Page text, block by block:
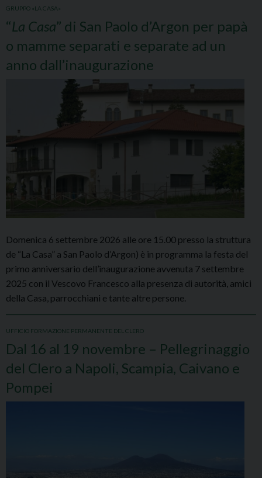
GRUPPO «LA CASA»
“La Casa” di San Paolo d’Argon per papà
o mamme separati e separate ad un
anno dall’inaugurazione
Domenica 6 settembre 2026 alle ore 15.00 presso la struttura
de “La Casa” a San Paolo d’Argon) è in programma la festa del
primo anniversario dell’inaugurazione avvenuta 7 settembre
2025 con il Vescovo Francesco alla presenza di autorità, amici
della Casa, parrocchiani e tante altre persone.
UFFICIO FORMAZIONE PERMANENTE DEL CLERO
Dal 16 al 19 novembre – Pellegrinaggio
del Clero a Napoli, Scampia, Caivano e
Pompei